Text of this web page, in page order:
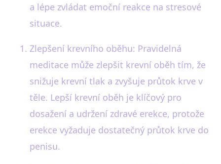
a lépe zvládat emoční reakce na stresové
situace.
Zlepšení krevního oběhu: Pravidelná
meditace může zlepšit krevní oběh tím, že
snižuje krevní tlak a zvyšuje průtok krve v
těle. Lepší krevní oběh je klíčový pro
dosažení a udržení zdravé erekce, protože
erekce vyžaduje dostatečný průtok krve do
penisu.